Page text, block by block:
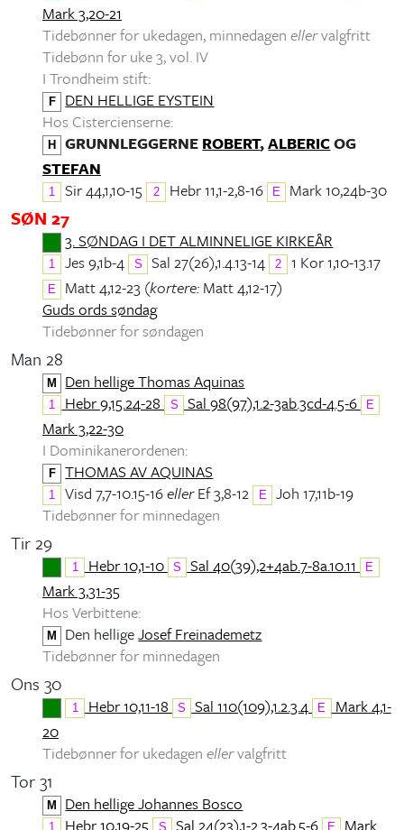
Mark 3,20-21
Tidebønner for ukedagen, minnedagen ellervalgfritt
Tidebønn for uke 3, vol. IV
I Trondheim stift:
F
DEN HELLIGE EYSTEIN
Hos Cistercienserne:
H GRUNNLEGGERNE ROBERT,ALBERICOG
STEFAN
1 Sir 44,1,10-15 2 Hebr 11,1-2,8-16 E Mark 10,24b-30
SØN 27
3. SØNDAG I DET ALMINNELIGE KIRKEÅR
1 Jes 9,1b-4 S Sal 27(26),1.4.13-14 2 1 Kor 1,10-13.17
E Matt 4,12-23 (kortere: Matt 4,12-17)
Guds ords søndag
Tidebønner for søndagen
Man 28
M Den hellige Thomas Aquinas
1 Hebr 9,15.24-28 S Sal 98(97),1.2-3ab.3cd-4.5-6 E
Mark 3,22-30
I Dominikanerordenen:
F THOMAS AV AQUINAS
1 Visd 7,7-10.15-16ellerEf 3,8-12 E Joh 17,11b-19
Tidebønner for minnedagen
Tir 29
1 Hebr 10,1-10 S Sal 40(39),2+4ab.7-8a.10.11 E
Mark 3,31-35
Hos Verbittene:
M Den helligeJosef Freinademetz
Tidebønner for minnedagen
Ons 30
1 Hebr 10,11-18 S Sal 110(109),1.2.3.4 E Mark 4,1-
20
Tidebønner for ukedagen ellervalgfritt
Tor 31
M Den hellige Johannes Bosco
1 Hebr 10,19-25 S Sal 24(23),1-2.3-4ab.5-6 E Mark